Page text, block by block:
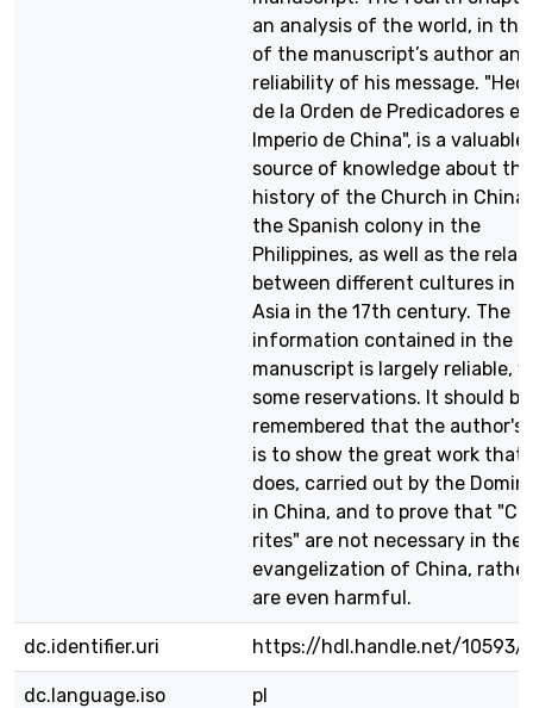
an analysis of the world, in the
of the manuscript’s author
reliability of his message.
de la Orden de Predicadores
Imperio de China", is a valuable
source of knowledge about the
history of the Church in China
the Spanish colony in the
Philippines, as well as the
between different cultures in
Asia in the 17th century. The
information contained in the
manuscript is largely reliable,
some reservations. It should be
remembered that the author's
is to show the great work that
does, carried out by the
in China, and to prove that
rites" are not necessary in the
evangelization of China,
are even harmful.
dc.identifier.uri https://hdl.handle.net/10593/
dc.language.iso pl